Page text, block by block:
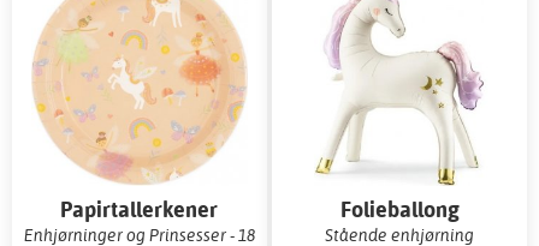
Papirtallerkener
Enhjørninger og Prinsesser - 18
Folieballong
Stående enhjørning